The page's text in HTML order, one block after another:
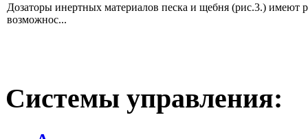
Дозаторы инертных материалов песка и щебня (рис.3.) имеют
возможнос...
Системы управления: